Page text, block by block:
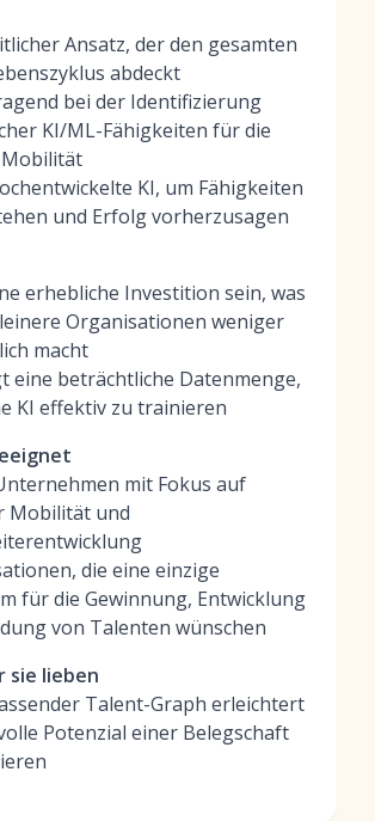
Ansatz, der den gesamten
abdeckt
bei der Identifizierung
KI/ML-Fähigkeiten für die
KI, um Fähigkeiten
und Erfolg vorherzusagen
erhebliche Investition sein, was
Organisationen weniger
macht
eine beträchtliche Datenmenge,
KI effektiv zu trainieren
mit Fokus auf
Mobilität und
die eine einzige
für die Gewinnung, Entwicklung
von Talenten wünschen
sie lieben
Talent-Graph erleichtert
Potenzial einer Belegschaft